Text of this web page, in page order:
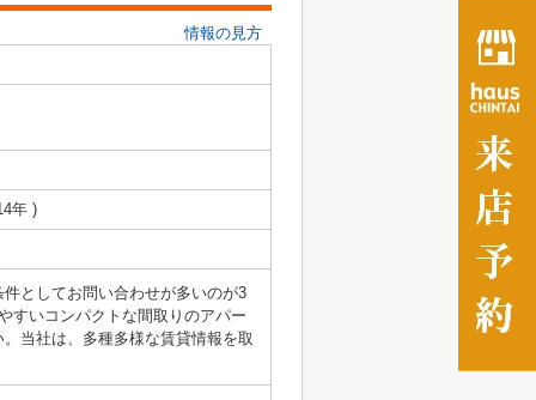
情報の見方
年 )
としてお問い合わせが多いのが3
すいコンパクトな間取りのアパー
当社は、多種多様な賃貸情報を取